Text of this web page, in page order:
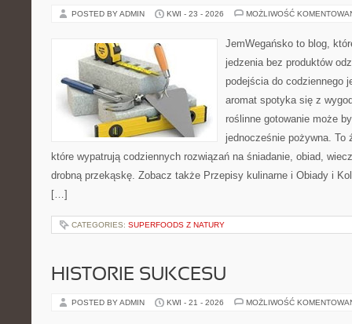
POSTED BY ADMIN KWI - 23 - 2026 MOŻLIWOŚĆ
JemWegańsko to blog,
jedzenia bez produktów
podejścia do codziennego
aromat spotyka się z
roślinne gotowanie może
jednocześnie pożywna. To
które wypatrują codziennych rozwiązań na śniadanie, obiad,
drobną przekąskę. Zobacz także Przepisy kulinarne i Obiady i
[…]
CATEGORIES: SUPERFOODS Z NATURY
HISTORIE SUKCESU
POSTED BY ADMIN KWI - 21 - 2026 MOŻLIWOŚĆ